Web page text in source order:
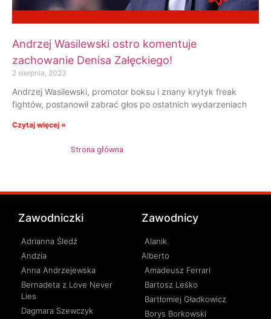
Andrzej Wasilewski ostro komentuje
zachowanie Denisa Załęckiego!
2 sierpnia, 2023
Andrzej Wasilewski, promotor boksu i znany krytyk freak
fightów, postanowił zabrać głos po ostatnich wydarzeniach
Czytaj więcej »
Strona główna
Zawodniczki
Adrianna Śledź
Andzia
Anna Andrzejewska
Bernadeta z Love Never
Lies
Dagmara Szewczyk
Zawodnicy
Alanik
Alberto
Amadeusz Ferrari
Bartosz Leśko
Bartłomiej Gładkowicz
Borys Borkowski